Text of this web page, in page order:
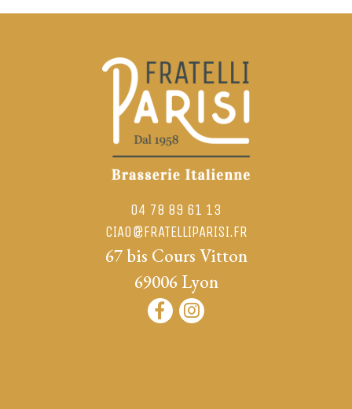
04 78 89 61 13
CIAO@FRATELLIPARISI.FR
67 bis Cours Vitton
69006 Lyon